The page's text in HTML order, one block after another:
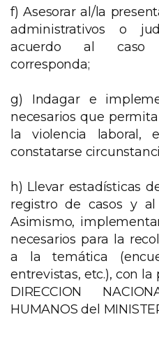
f) Asesorar al/la
administrativos o
acuerdo al caso
corresponda;
g) Indagar e
necesarios que
la violencia laboral,
constatarse
h) Llevar estadísticas
registro de casos y
Asimismo,
necesarios para la
a la temática
entrevistas, etc.), con
DIRECCION
HUMANOS del